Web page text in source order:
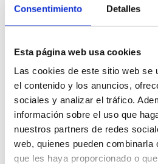
Consentimiento Detalles
Esta página web usa cookies
Las cookies de este sitio web se
el contenido y los anuncios,
sociales y analizar el tráfico.
información sobre el uso que
nuestros partners de redes
web, quienes pueden combinarla
que les haya proporcionado o
Recuento de archivos
Última actualización
LEX